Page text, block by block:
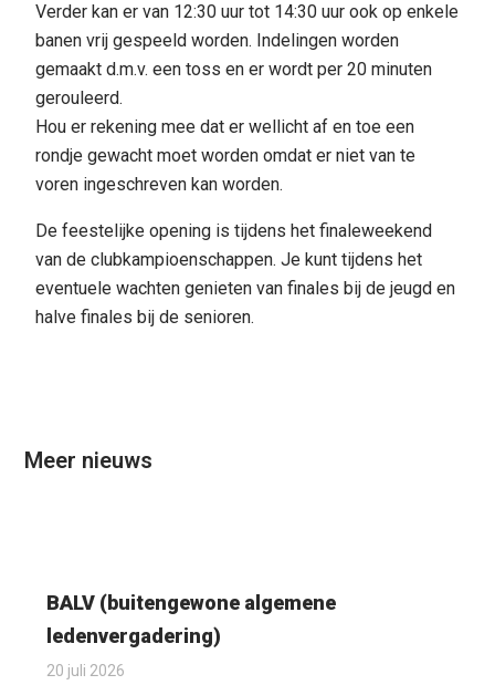
Verder kan er van 12:30 uur tot 14:30 uur ook op enkele
banen vrij gespeeld worden. Indelingen worden
gemaakt d.m.v. een toss en er wordt per 20 minuten
gerouleerd.
Hou er rekening mee dat er wellicht af en toe een
rondje gewacht moet worden omdat er niet van te
voren ingeschreven kan worden.
De feestelijke opening is tijdens het finaleweekend
van de clubkampioenschappen. Je kunt tijdens het
eventuele wachten genieten van finales bij de jeugd en
halve finales bij de senioren.
Meer nieuws
BALV (buitengewone algemene
ledenvergadering)
20 juli 2026